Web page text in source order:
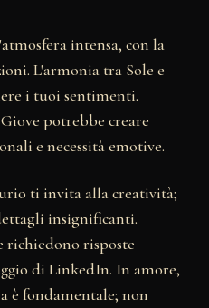
intensa, con la
L'armonia tra Sole e
i tuoi sentimenti.
potrebbe creare
e necessità emotive.
ti invita alla creatività;
insignificanti.
richiedono risposte
di LinkedIn. In amore,
è fondamentale; non